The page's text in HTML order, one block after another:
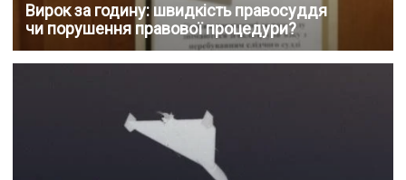
Вирок за годину: швидкість правосуддя
чи порушення правової процедури?